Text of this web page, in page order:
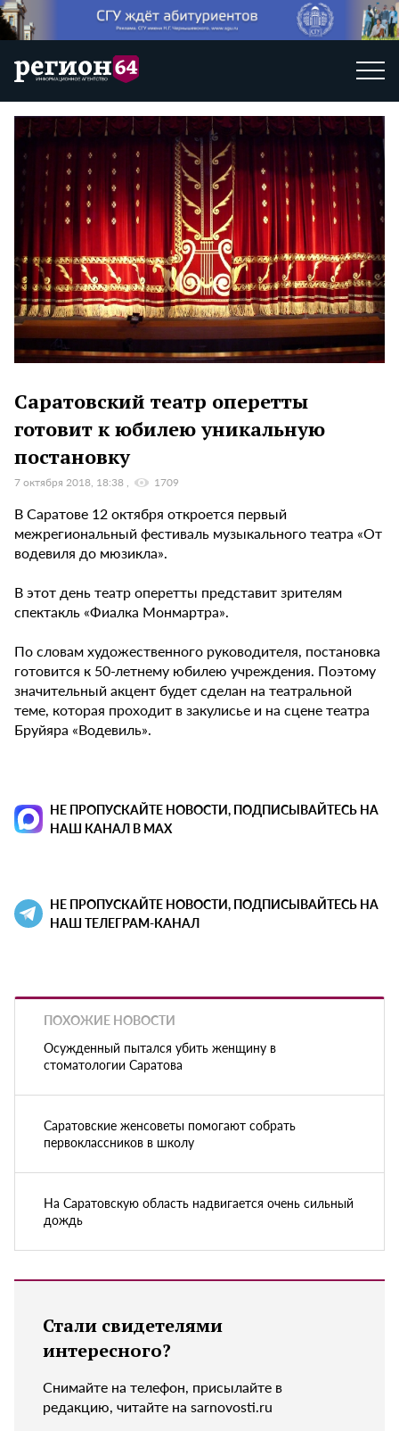
Саратовский театр оперетты
готовит к юбилею уникальную
постановку
7 октября 2018, 18:38 1709
В Саратове 12 октября откроется первый
межрегиональный фестиваль музыкального театра «От
водевиля до мюзикла».
В этот день театр оперетты представит зрителям
спектакль «Фиалка Монмартра».
По словам художественного руководителя, постановка
готовится к 50-летнему юбилею учреждения. Поэтому
значительный акцент будет сделан на театральной
теме, которая проходит в закулисье и на сцене театра
Бруйяра «Водевиль».
НЕ ПРОПУСКАЙТЕ НОВОСТИ, ПОДПИСЫВАЙТЕСЬ НА
НАШ КАНАЛ В MAX
НЕ ПРОПУСКАЙТЕ НОВОСТИ, ПОДПИСЫВАЙТЕСЬ НА
НАШ ТЕЛЕГРАМ-КАНАЛ
ПОХОЖИЕ НОВОСТИ
Осужденный пытался убить женщину в
стоматологии Саратова
Саратовские женсоветы помогают собрать
первоклассников в школу
На Саратовскую область надвигается очень сильный
дождь
Стали свидетелями
интересного?
Снимайте на телефон, присылайте в
редакцию, читайте на sarnovosti.ru